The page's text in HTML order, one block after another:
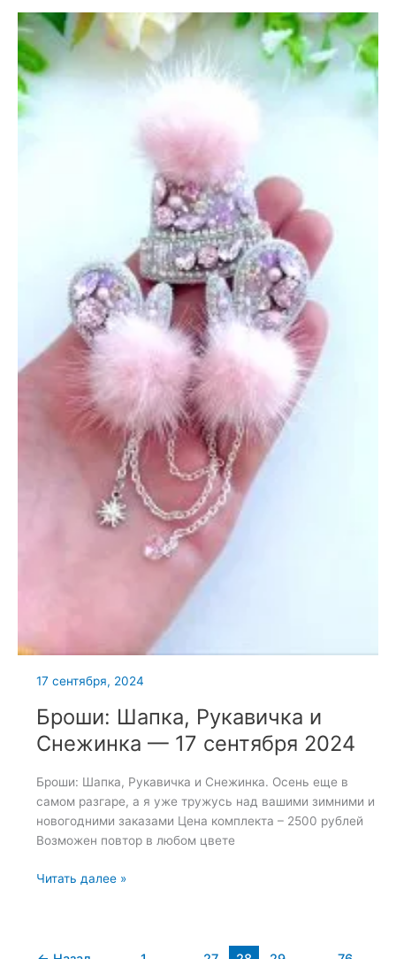
Бабочка
—
18
сентября
17 сентября, 2024
Броши: Шапка, Рукавичка и
Снежинка — 17 сентября 2024
Броши: Шапка, Рукавичка и Снежинка. Осень еще в
самом разгаре, а я уже тружусь над вашими зимними и
новогодними заказами Цена комплекта – 2500 рублей
Возможен повтор в любом цвете
Броши:
Снежинка
Читать далее »